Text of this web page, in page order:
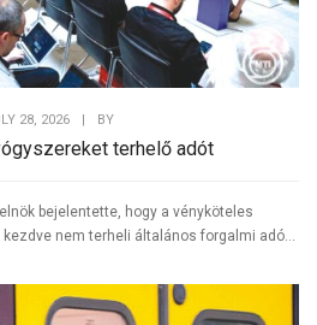
28, 2026 | BY
terhelő adót
bejelentette, hogy a vényköteles
nem terheli általános forgalmi adó...